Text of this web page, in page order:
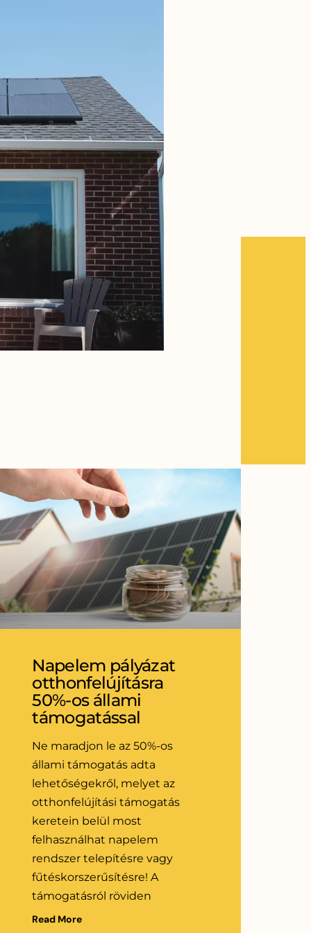
Napelem pályázat
otthonfelújításra
50%-os állami
támogatással
Ne maradjon le az 50%-os
állami támogatás adta
lehetőségekről, melyet az
otthonfelújítási támogatás
keretein belül most
felhasználhat napelem
rendszer telepítésre vagy
fűtéskorszerűsítésre! A
támogatásról röviden
Read More